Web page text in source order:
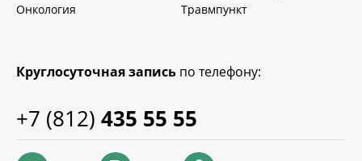
Онкология
Травмпункт
Круглосуточная запись по телефону:
+7 (812) 435 55 55